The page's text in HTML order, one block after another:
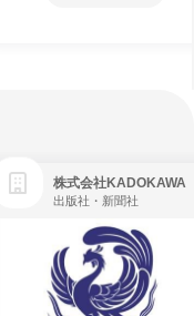
株式会社KADOKAWA
出版社・新聞社